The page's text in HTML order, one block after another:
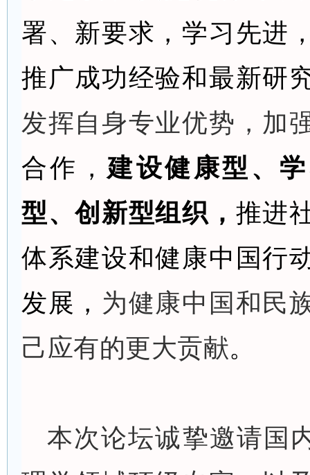
署、新要求，学习先进
推广成功经验和最新研
发挥自身专业优势，加
合作， 建设健康型、
型、创新型组织， 推进
体系建设和健康中国行
发展， 为健康中国和民
己应有的更大贡献。
本次论坛诚挚邀请国